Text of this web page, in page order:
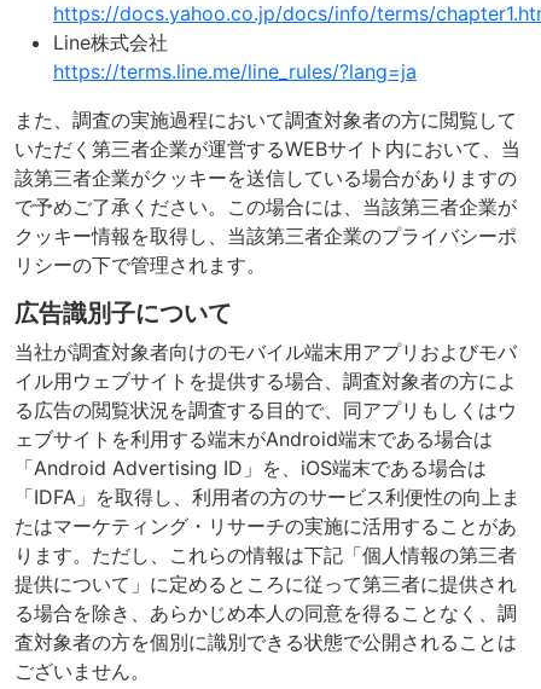
https://docs.yahoo.co.jp/docs/info/terms/
Line株式会社
https://terms.line.me/line_rules/?lang=ja
また、調査の実施過程において調査対象者の方に閲覧して
いただく第三者企業が運営するWEBサイト内において、当
該第三者企業がクッキーを送信している場合がありますの
で予めご了承ください。この場合には、当該第三者企業が
クッキー情報を取得し、当該第三者企業のプライバシーポ
リシーの下で管理されます。
広告識別子について
当社が調査対象者向けのモバイル端末用アプリおよびモバ
イル用ウェブサイトを提供する場合、調査対象者の方によ
る広告の閲覧状況を調査する目的で、同アプリもしくはウ
ェブサイトを利用する端末がAndroid端末である場合は
「Android Advertising ID」を、iOS端末である場合は
「IDFA」を取得し、利用者の方のサービス利便性の向上ま
たはマーケティング・リサーチの実施に活用することがあ
ります。ただし、これらの情報は下記「個人情報の第三者
提供について」に定めるところに従って第三者に提供され
る場合を除き、あらかじめ本人の同意を得ることなく、調
査対象者の方を個別に識別できる状態で公開されることは
ございません。